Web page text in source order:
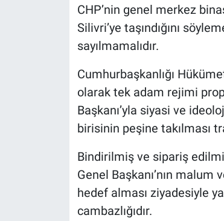
CHP’nin genel merkez
Silivri’ye taşındığını
sayılmamalıdır.
Cumhurbaşkanlığı
olarak tek adam rejimi
Başkanı’yla siyasi ve
birisinin peşine takılması
Bindirilmiş ve sipariş
Genel Başkanı’nın malum
hedef alması ziyadesiyle
cambazlığıdır.